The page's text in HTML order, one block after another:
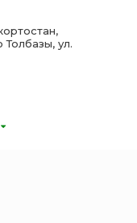
Толбазы, ул.